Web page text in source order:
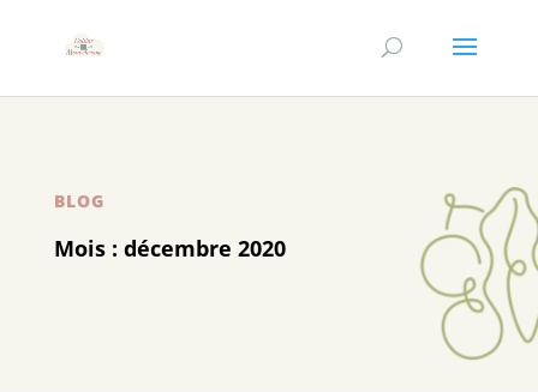
BLOG
Mois : décembre 2020